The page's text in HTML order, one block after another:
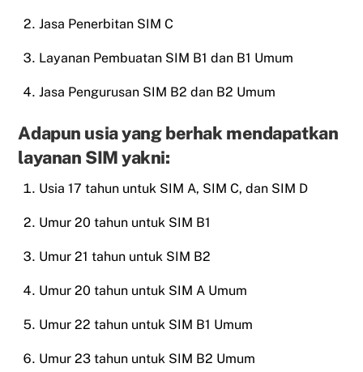
Jasa Penerbitan SIM C
Layanan Pembuatan SIM B1 dan B1 Umum
Jasa Pengurusan SIM B2 dan B2 Umum
Adapun usia yang berhak mendapatkan
layanan SIM yakni:
Usia 17 tahun untuk SIM A, SIM C, dan SIM D
Umur 20 tahun untuk SIM B1
Umur 21 tahun untuk SIM B2
Umur 20 tahun untuk SIM A Umum
Umur 22 tahun untuk SIM B1 Umum
Umur 23 tahun untuk SIM B2 Umum